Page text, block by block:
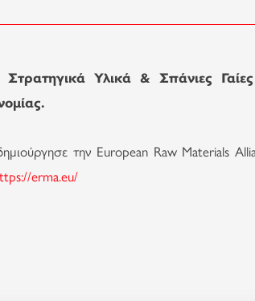
Υλικά & Σπάνιες Γαίες
την European Raw Materials
erma.eu/